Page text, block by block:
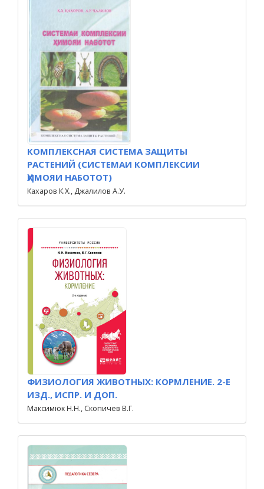
КОМПЛЕКСНАЯ СИСТЕМА ЗАЩИТЫ
РАСТЕНИЙ (СИСТЕМАИ КОМПЛЕКСИИ
ҲИМОЯИ НАБОТОТ)
Кахаров К.Х., Джалилов А.У.
ФИЗИОЛОГИЯ ЖИВОТНЫХ: КОРМЛЕНИЕ. 2-Е
ИЗД., ИСПР. И ДОП.
Максимюк Н.Н., Скопичев В.Г.